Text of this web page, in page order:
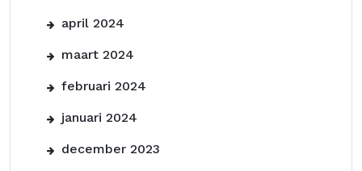
april 2024
maart 2024
februari 2024
januari 2024
december 2023